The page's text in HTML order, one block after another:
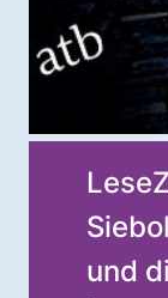
und